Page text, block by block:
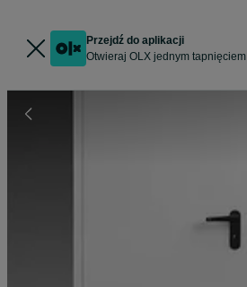
Przejdź do aplikacji
Otwieraj OLX jednym tapnięciem